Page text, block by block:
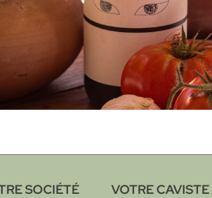
SOCIÉTÉ VOTRE CAVISTE